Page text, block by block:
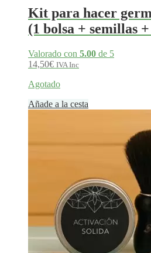
Kit para hacer
(1 bolsa + semillas
Valorado con 5.00 de 5
14,50€ IVA Inc
Agotado
Añade a la cesta